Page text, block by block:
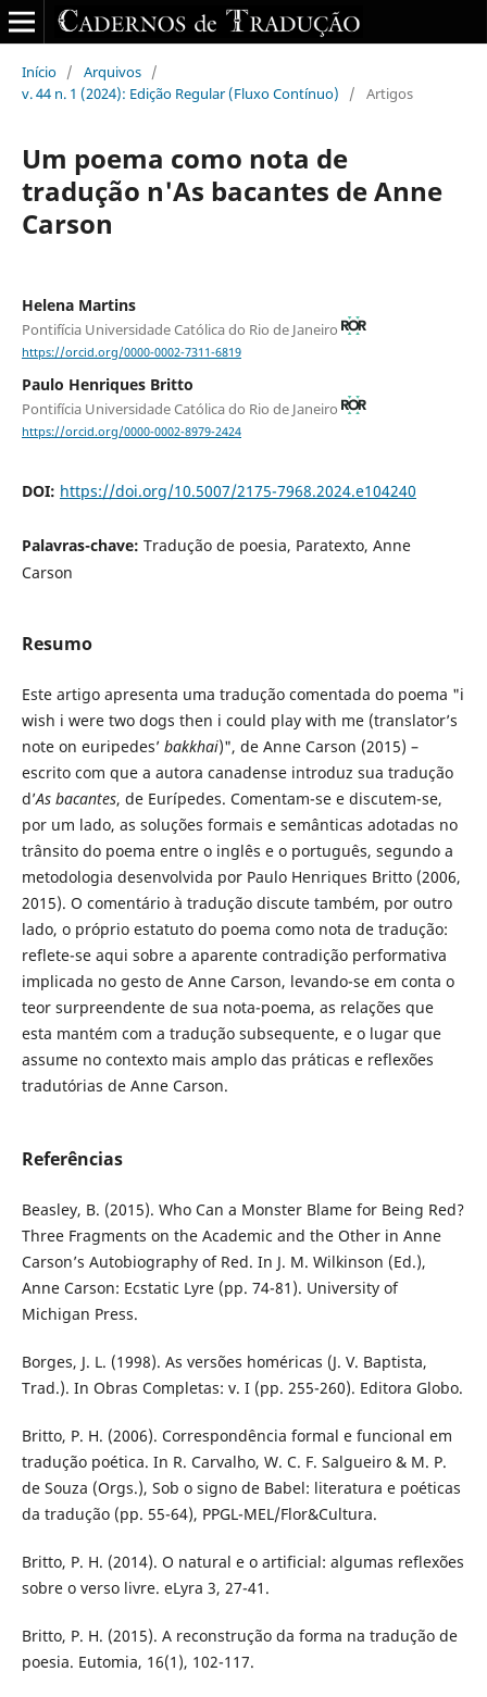
Início / Arquivos /
v. 44 n. 1 (2024): Edição Regular (Fluxo Contínuo)
/ Artigos
Um poema como nota de
tradução n'As bacantes de Anne
Carson
Helena Martins
Pontifícia Universidade Católica do Rio de Janeiro
https://orcid.org/0000-0002-7311-6819
Paulo Henriques Britto
Pontifícia Universidade Católica do Rio de Janeiro
https://orcid.org/0000-0002-8979-2424
DOI: https://doi.org/10.5007/2175-7968.2024.e104240
Palavras-chave: Tradução de poesia, Paratexto, Anne
Carson
Resumo
Este artigo apresenta uma tradução comentada do poema "i
wish i were two dogs then i could play with me (translator’s
note on euripedes’ bakkhai)", de Anne Carson (2015) –
escrito com que a autora canadense introduz sua tradução
d’As bacantes, de Eurípedes. Comentam-se e discutem-se,
por um lado, as soluções formais e semânticas adotadas no
trânsito do poema entre o inglês e o português, segundo a
metodologia desenvolvida por Paulo Henriques Britto (2006,
2015). O comentário à tradução discute também, por outro
lado, o próprio estatuto do poema como nota de tradução:
reflete-se aqui sobre a aparente contradição performativa
implicada no gesto de Anne Carson, levando-se em conta o
teor surpreendente de sua nota-poema, as relações que
esta mantém com a tradução subsequente, e o lugar que
assume no contexto mais amplo das práticas e reflexões
tradutórias de Anne Carson.
Referências
Beasley, B. (2015). Who Can a Monster Blame for Being Red?
Three Fragments on the Academic and the Other in Anne
Carson’s Autobiography of Red. In J. M. Wilkinson (Ed.),
Anne Carson: Ecstatic Lyre (pp. 74-81). University of
Michigan Press.
Borges, J. L. (1998). As versões homéricas (J. V. Baptista,
Trad.). In Obras Completas: v. I (pp. 255-260). Editora Globo.
Britto, P. H. (2006). Correspondência formal e funcional em
tradução poética. In R. Carvalho, W. C. F. Salgueiro & M. P.
de Souza (Orgs.), Sob o signo de Babel: literatura e poéticas
da tradução (pp. 55-64), PPGL-MEL/Flor&Cultura.
Britto, P. H. (2014). O natural e o artificial: algumas reflexões
sobre o verso livre. eLyra 3, 27-41.
Britto, P. H. (2015). A reconstrução da forma na tradução de
poesia. Eutomia, 16(1), 102-117.